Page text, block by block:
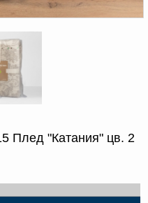
Плед "Катания" цв. 2